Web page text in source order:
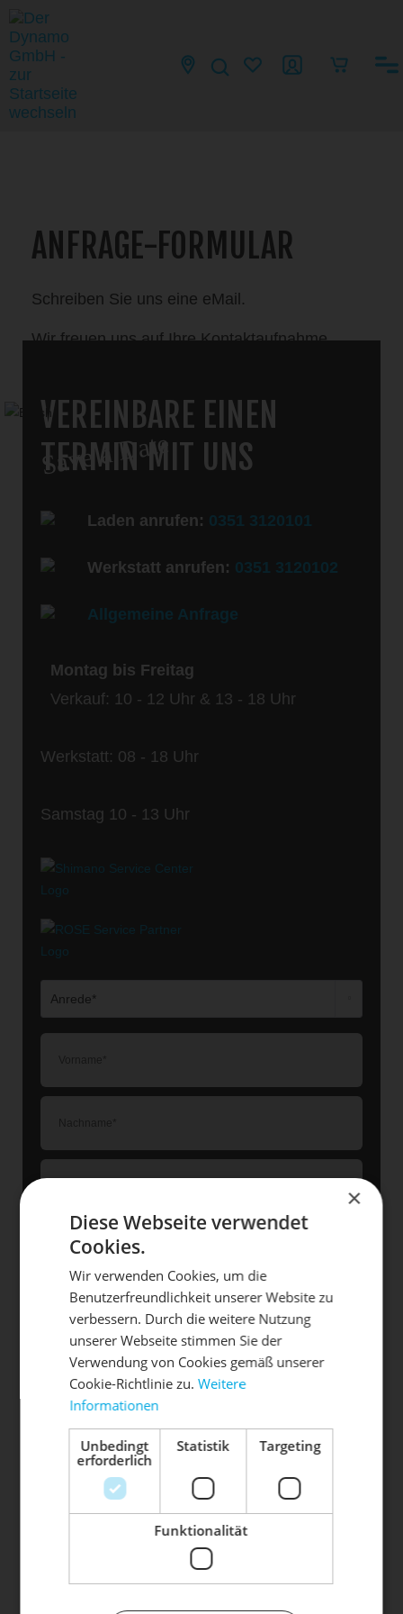
ANFRAGE-FORMULAR
Schreiben Sie uns eine eMail.
Wir freuen uns auf Ihre Kontaktaufnahme.
Save a Date
VEREINBARE EINEN
TERMIN MIT UNS
Laden anrufen: 0351 3120101
Werkstatt anrufen: 0351 3120102
Allgemeine Anfrage
Montag bis Freitag
Verkauf: 10 - 12 Uhr & 13 - 18 Uhr
Werkstatt: 08 - 18 Uhr
Samstag 10 - 13 Uhr
Die mit einem * markierten Felder sind Pflichtfelder.
TERMIN ANFRAGEN
Termine sind erst nach schriftlicher Bestätigung
akzeptieren Sie automatisch unsereAGB
X
DIE SONNE LACHT, DEIN
RAD ERWACHT
Mach dein Bike frühlingsfit - gönn
ihm den Service, den es verdient!
Dein Bike braucht Service, Wartung
oder ein Update?
Buche dir jetzt deinen Termin.
×
Diese Webseite verwendet
Cookies.
Wir verwenden Cookies, um die
Benutzerfreundlichkeit unserer Website zu
verbessern. Durch die weitere Nutzung
unserer Webseite stimmen Sie der
Verwendung von Cookies gemäß unserer
Cookie-Richtlinie zu.Weitere
Informationen
Unbedingt
erforderlich
Statistik Targeting
Funktionalität